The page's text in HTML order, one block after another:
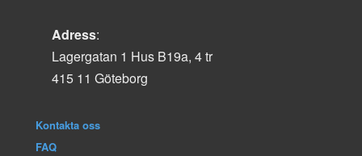
Adress:
Lagergatan 1 Hus B19a, 4 tr
415 11 Göteborg
Kontakta oss
FAQ